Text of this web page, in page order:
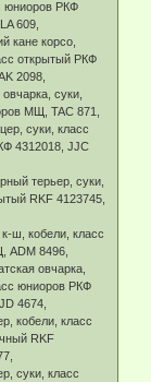
юниоров РКФ
609,
кане корсо,
открытый РКФ
2098,
овчарка, суки,
МЩ, TAC 871,
суки, класс
4312018, JJC
терьер, суки,
RKF 4123745,
ш, кобели, класс
ADM 8496,
овчарка,
юниоров РКФ
4674,
кобели, класс
RKF
суки, класс